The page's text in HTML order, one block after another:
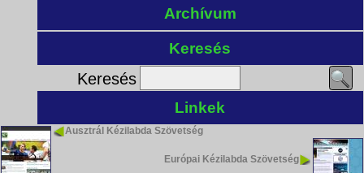
Archívum
Keresés
Keresés
Linkek
Ausztrál Kézilabda Szövetség
Európai Kézilabda Szövetség